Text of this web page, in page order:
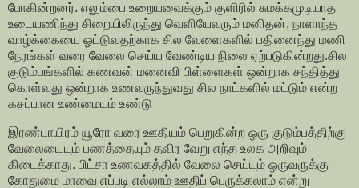
போகின்றனர். எலும்பை உறையவைக்கும் குளிரில் சுமக்கமுடியாத
உடையணிந்து சிறையிலிருந்து வெளியேவரும் மனிதன், நாளாந்த
வாழ்க்கையை ஓட்டுவதற்காக சில வேளைகளில் பதினைந்து மணி
நேரங்கள் வரை வேலை செய்ய வேண்டிய நிலை ஏற்படுகின்றது.சில
குடும்பங்களில் கணவன் மனைவி பிள்ளைகள் ஒன்றாக சந்தித்து
கொள்வது ஒன்றாக உணவருந்துவது சில நாட்களில் மட்டும் என்ற
கசப்பான உண்மையும் உண்டு
இரண்டாயிரம் யூரோ வரை ஊதியம் பெறுகின்ற ஒரு குடும்பத்திற்கு
வேலையையும் பணத்தையும் தவிர வேறு எந்த உலக அறிவும்
கிடைக்காது. பிட்சா உணவகத்தில் வேலை செய்யும் ஒருவருக்கு
கோதுமை மாவை எப்படி எல்லாம் ஊதிப் பெருக்கலாம் என்று